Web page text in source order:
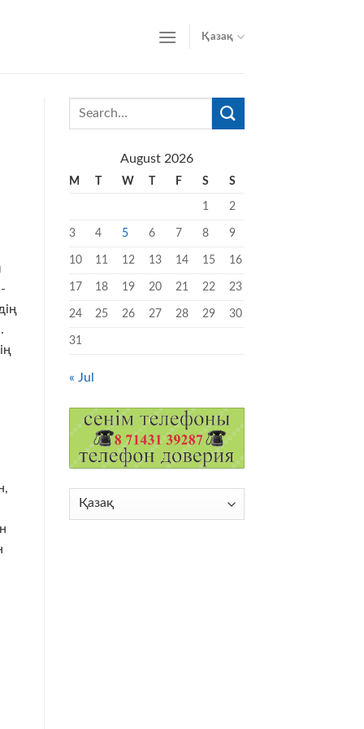
Қазақ
August 2026
M T W T F S S
1 2
3 4 5 6 7 8 9
10 11 12 13 14 15 16
17 18 19 20 21 22 23
24 25 26 27 28 29 30
31
« Jul
Choose